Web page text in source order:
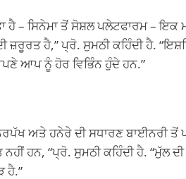
ਹੈ – ਸਿਨੇਮਾ ਤੋਂ ਸੋਸ਼ਲ ਪਲੇਟਫਾਰਮ –
ਜ਼ਰੂਰਤ ਹੈ,” ਪ੍ਰੋ. ਸੁਮਠੀ ਕਹਿੰਦੀ ਹੈ.
ਆਪ ਨੂੰ ਹੋਰ ਵਿਭਿੰਨ ਹੁੰਦੇ ਹਨ.”
ਅਤੇ ਹਨੇਰੇ ਦੀ ਸਧਾਰਣ ਬਾਈਨਰੀ
ਹਨ, “ਪ੍ਰੋ. ਸੁਮਠੀ ਕਹਿੰਦੀ ਹੈ. “ਮੁੱਲ
ਹੈ.”